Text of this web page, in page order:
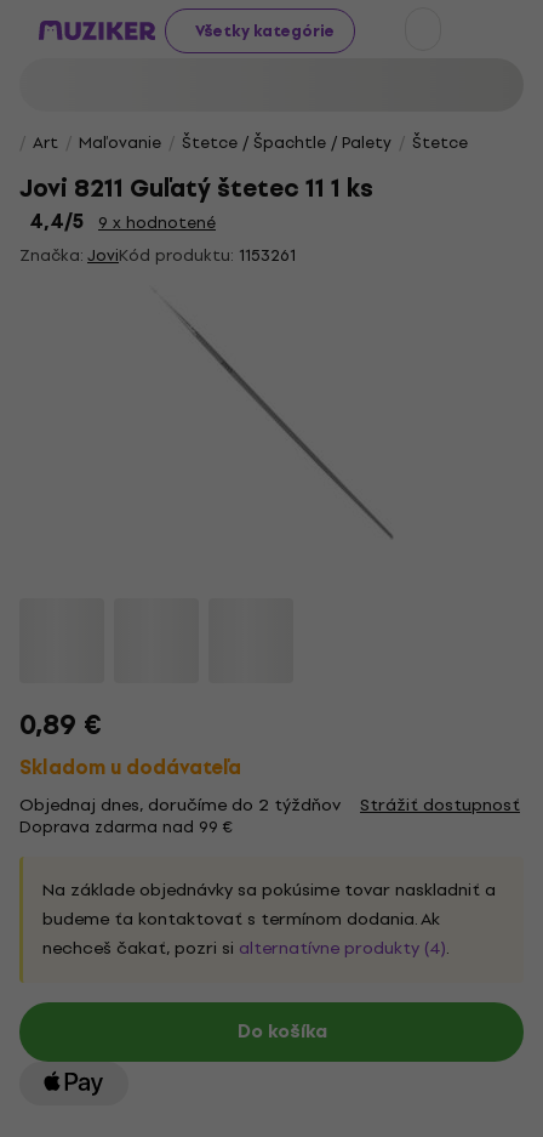
Všetky kategórie
Art Maľovanie Štetce / Špachtle / Palety Štetce
Jovi 8211 Guľatý štetec 11 1 ks
4,4/5
9 x hodnotené
Značka:JoviKód produktu: 1153261
0,89 €
Skladom u dodávateľa
Objednaj dnes, doručíme do 2 týždňov Strážiť dostupnosť
Doprava zdarma nad 99 €
Na základe objednávky sa pokúsime tovar naskladniť a
budeme ťa kontaktovať s termínom dodania. Ak
nechceš čakať, pozri si alternatívne produkty (4).
Do košíka